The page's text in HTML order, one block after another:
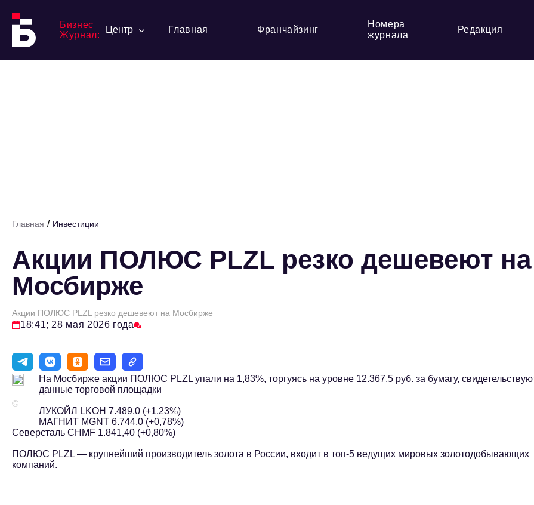
Бизнес
Журнал:
Центр Главная Франчайзинг
Номера
журнала
Редакция
Главная / Инвестиции
Акции ПОЛЮС PLZL резко дешевеют на
Мосбирже
Акции ПОЛЮС PLZL резко дешевеют на Мосбирже
18:41; 28 мая 2026 года
©
На Мосбирже акции ПОЛЮС PLZL упали на 1,83%, торгуясь на уровне 12.367,5 руб. за бумагу,
данные торговой площадки
ЛУКОЙЛ LKOH 7.489,0 (+1,23%)
МАГНИТ MGNT 6.744,0 (+0,78%)
Северсталь CHMF 1.841,40 (+0,80%)
ПОЛЮС PLZL — крупнейший производитель золота в России, входит в топ-5 ведущих мировых золотодобывающих
компаний.